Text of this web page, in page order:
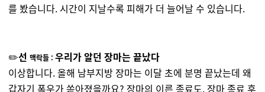
를 봤습니다. 시간이 지날수록 피해가 더 늘어날 수 있습니다.
✏️선 맥락들 : 우리가 알던 장마는 끝났다
이상합니다. 올해 남부지방 장마는 이달 초에 분명 끝났는데 왜
갑자기 폭우가 쏟아졌을까요? 장마의 이른 종료도, 장마 종료 후